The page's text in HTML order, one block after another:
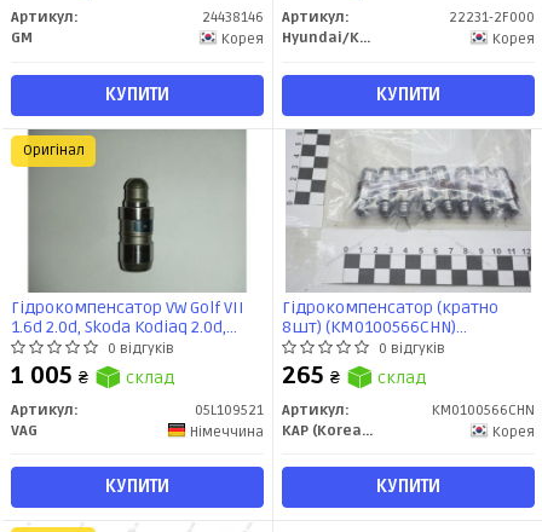
Артикул:
24438146
GM
Корея
КУПИТИ
Артикул:
22231-2F000
Hyundai/Kia/Mobis
Корея
КУПИТИ
Гідрокомпенсатор VW Golf VII
1.6d 2.0d, Skoda Kodiaq 2.0d,
Octavia III 1.6d 2.0d, Superb III IV
2.0d (05L109521) VAG
0 відгуків
1 005 ₴ склад
Артикул:
05L109521
VAG
Німеччина
КУПИТИ
Оригінал
Гідрокомпенсатор (кратно
8шт) (KM0100566CHN)
Accent(05-)/Elantra(06-)/
(22231-4A000) KAP
0 відгуків
265 ₴ склад
Артикул:
KM0100566CHN
KAP (KoreaAutoParts)
Корея
КУПИТИ